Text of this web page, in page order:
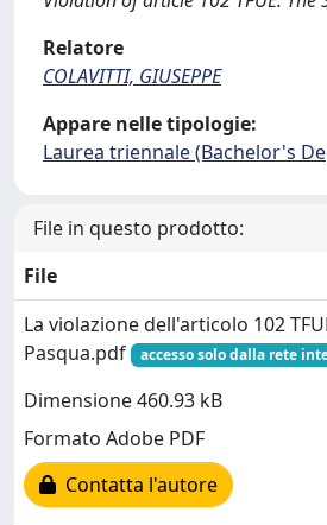
Relatore
COLAVITTI, GIUSEPPE
Appare nelle tipologie:
Laurea triennale (Bachelor's
File in questo prodotto:
File
La violazione dell'articolo 102
Pasqua.pdf
accesso solo dalla rete
Dimensione 460.93 kB
Formato Adobe PDF
Contatta l'autore